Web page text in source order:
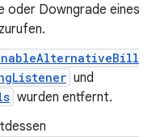
oder Downgrade eines
und
wurden entfernt.